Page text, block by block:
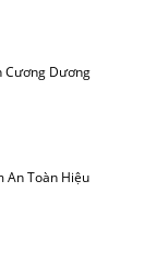
Cương Dương
An Toàn Hiệu